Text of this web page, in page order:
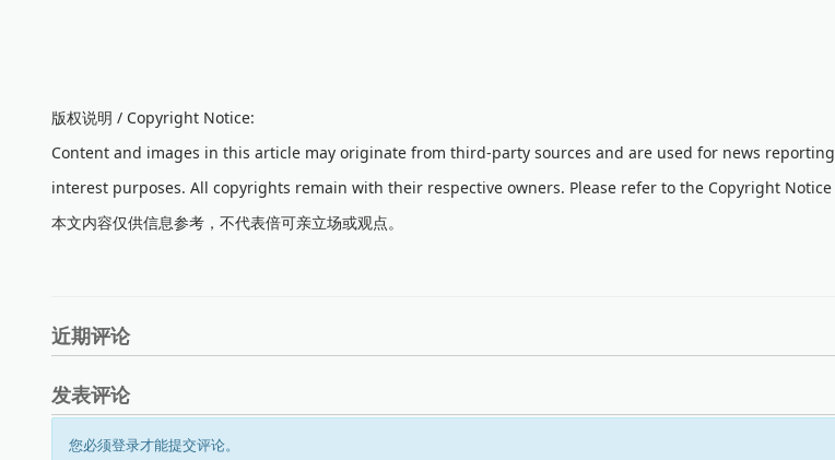
版权说明 / Copyright Notice:
Content and images in this article may originate from third-party sources and are used for news
interest purposes. All copyrights remain with their respective owners. Please refer to the Copyright
本文内容仅供信息参考，不代表倍可亲立场或观点。
近期评论
发表评论
您必须登录才能提交评论。